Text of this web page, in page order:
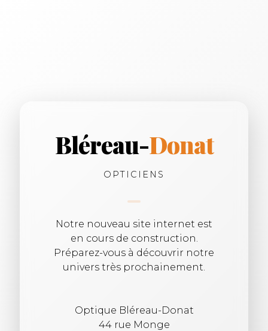
Bléreau-Donat
OPTICIENS
Notre nouveau site internet est
en cours de construction.
Préparez-vous à découvrir notre
univers très prochainement.
Optique Bléreau-Donat
44 rue Monge